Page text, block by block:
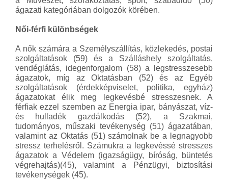
ágazati kategóriában dolgozók körében.
Női-férfi különbségek
A nők számára a Személyszállítás, közlekedés, postai
szolgáltatások (59) és a Szálláshely szolgáltatás,
vendéglátás, idegenforgalom (58) a legstresszesebb
ágazatok, míg az Oktatásban (52) és az Egyéb
szolgáltatások (érdekképviselet, politika, egyház)
ágazatokat élik meg legkevésbé stresszesnek. A
férfiak ezzel szemben az Energia ipar, bányászat, víz-
és hulladék gazdálkodás (52), a Szakmai,
tudományos, műszaki tevékenység (51) ágazatában,
valamint az Oktatás (51) számolnak be a legnagyobb
stressz terhelésről. Számukra a legkevéssé stresszes
ágazatok a Védelem (igazságügy, bíróság, büntetés
végrehajtás)(45), valamint a Pénzügyi, biztosítási
tevékenységek (45).